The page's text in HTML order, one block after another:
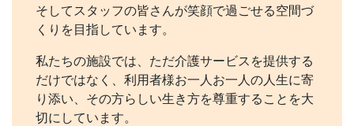
そしてスタッフの皆さんが笑顔で過ごせる空間づ
くりを目指しています。
私たちの施設では、ただ介護サービスを提供する
だけではなく、利用者様お一人お一人の人生に寄
り添い、その方らしい生き方を尊重することを大
切にしています。